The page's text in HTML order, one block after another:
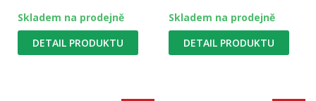
Skladem na prodejně
DETAIL PRODUKTU
Skladem na prodejně
DETAIL PRODUKTU